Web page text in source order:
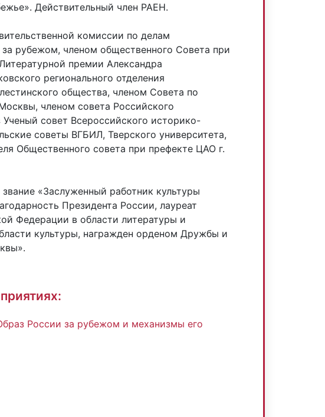
Действительный член РАЕН.
комиссии по делам
рубежом, членом общественного Совета при
премии Александра
регионального отделения
общества, членом Совета по
членом совета Российского
совет Всероссийского историко-
советы ВГБИЛ, Тверского университета,
Общественного совета при префекте ЦАО г.
«Заслуженный работник культуры
Президента России, лауреат
Федерации в области литературы и
культуры, награжден орденом Дружбы и
России за рубежом и механизмы его